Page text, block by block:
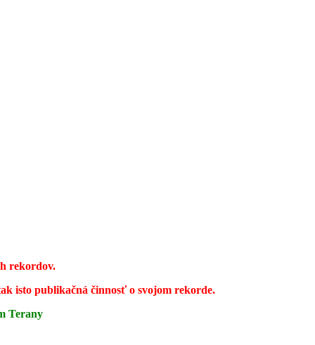
rekordov.
isto publikačná činnosť o svojom rekorde.
Terany